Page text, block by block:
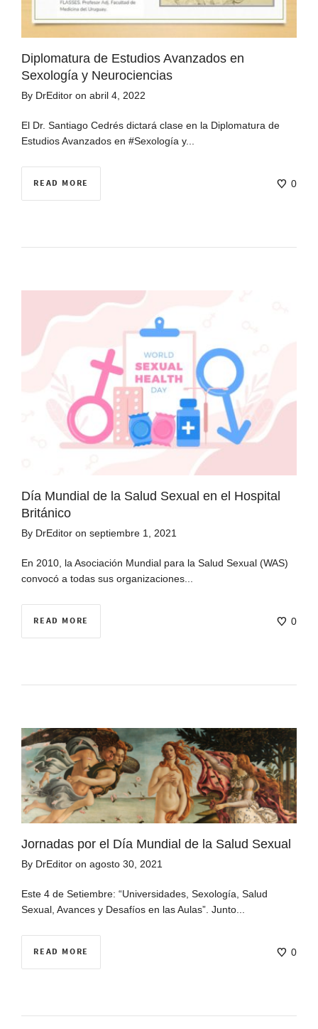
Diplomatura de Estudios Avanzados en
Sexología y Neurociencias
By DrEditor on abril 4, 2022
El Dr. Santiago Cedrés dictará clase en la Diplomatura de
Estudios Avanzados en #Sexología y...
READ MORE 0
Día Mundial de la Salud Sexual en el Hospital
Británico
By DrEditor on septiembre 1, 2021
En 2010, la Asociación Mundial para la Salud Sexual (WAS)
convocó a todas sus organizaciones...
READ MORE 0
Jornadas por el Día Mundial de la Salud Sexual
By DrEditor on agosto 30, 2021
Este 4 de Setiembre: “Universidades, Sexología, Salud
Sexual, Avances y Desafíos en las Aulas”. Junto...
READ MORE 0